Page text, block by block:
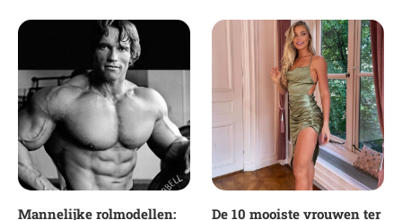
Mannelijke rolmodellen:
De 10 mooiste vrouwen ter